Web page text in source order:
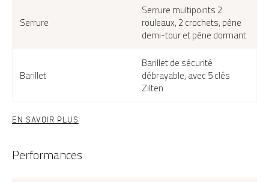
Serrure
Serrure multipoints 2
rouleaux, 2 crochets, pêne
demi-tour et pêne dormant
Barillet
Barillet de sécurité
débrayable, avec 5 clés
Zilten
EN SAVOIR PLUS
Performances